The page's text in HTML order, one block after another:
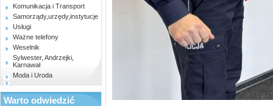
Komunikacja i Transport
Samorządy,urzędy,instytucje
Usługi
Ważne telefony
Weselnik
Sylwester, Andrzejki,
Karnawał
Moda i Uroda
Warto odwiedzić